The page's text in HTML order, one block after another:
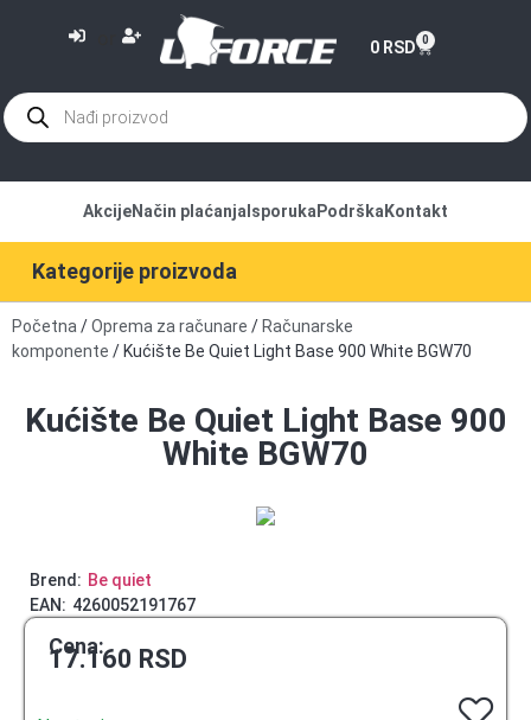
0 RSD 0
Kategorije proizvoda
AkcijeNačin plaćanja Isporuka Podrška Kontakt
Početna /Oprema za računare / Računarske
komponente / Kućište Be Quiet Light Base 900 White BGW70
Kućište Be Quiet Light Base 900
White BGW70
Brend: Be quiet
EAN: 4260052191767
Cena:
17.160 RSD